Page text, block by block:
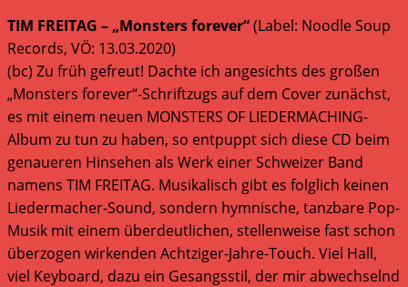
TIM FREITAG – „Monsters forever“(Label: Noodle Soup
Records, VÖ: 13.03.2020)
(bc) Zu früh gefreut! Dachte ich angesichts des großen
„Monsters forever“-Schriftzugs auf dem Cover zunächst,
es mit einem neuen MONSTERS OF LIEDERMACHING-
Album zu tun zu haben, so entpuppt sich diese CD beim
genaueren Hinsehen als Werk einer Schweizer Band
namens TIM FREITAG. Musikalisch gibt es folglich keinen
Liedermacher-Sound, sondern hymnische, tanzbare Pop-
Musik mit einem überdeutlichen, stellenweise fast schon
überzogen wirkenden Achtziger-Jahre-Touch. Viel Hall,
viel Keyboard, dazu ein Gesangsstil, der mir abwechselnd